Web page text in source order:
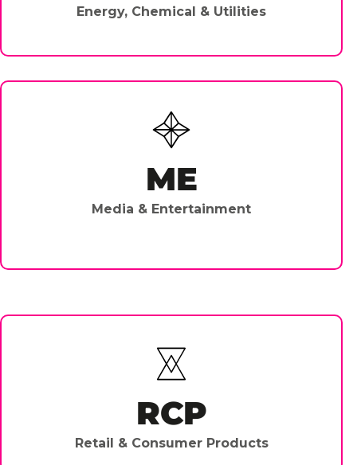
Energy, Chemical & Utilities
ME
Media & Entertainment
RCP
Retail & Consumer Products